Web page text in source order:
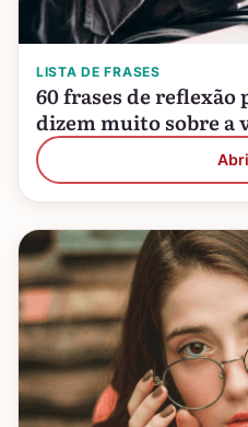
LISTA DE FRASES
60 frases de reflexão
dizem muito sobre a